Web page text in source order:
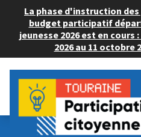
La phase d'instruction
budget participatif
jeunesse 2026 est en cours
2026 au 11 octobre
Budget Participatif ADULTE 2024